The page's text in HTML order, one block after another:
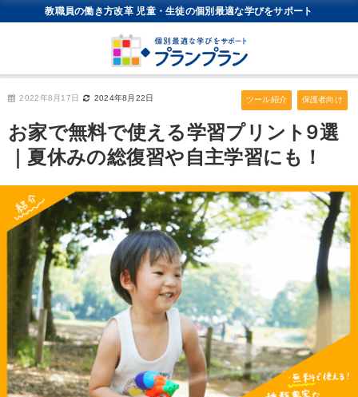
教職員の働き方改革 児童・生徒の個別最適な学びをサポート
2022年8月17日 2024年8月22日 ツール紹介 保護者向け
お家で無料で使える学習プリント9選
｜夏休みの総復習や自主学習にも！